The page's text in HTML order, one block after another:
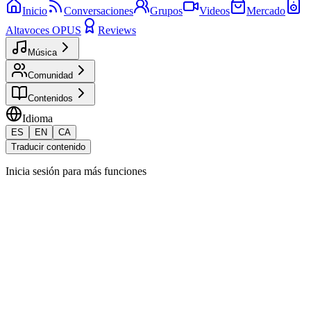
Inicio Conversaciones Grupos Videos
Mercado
Altavoces OPUS
Reviews
Música
Comunidad
Contenidos
Idioma
ES EN
CA
Traducir contenido
Inicia sesión para más funciones